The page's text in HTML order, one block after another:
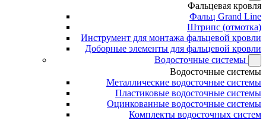
Фальцевая кровля
Фальц Grand Line
Штрипс (отмотка)
Инструмент для монтажа фальцевой кровли
Доборные элементы для фальцевой кровли
Водосточные системы
Водосточные системы
Металлические водосточные системы
Пластиковые водосточные системы
Оцинкованные водосточные системы
Комплекты водосточных систем